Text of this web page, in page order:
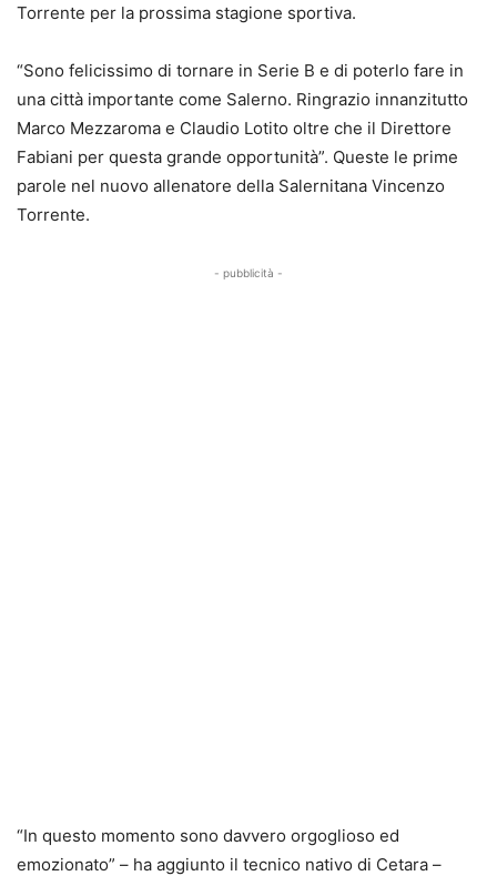
Torrente per la prossima stagione sportiva.
“Sono felicissimo di tornare in Serie B e di poterlo fare in
una città importante come Salerno. Ringrazio innanzitutto
Marco Mezzaroma e Claudio Lotito oltre che il Direttore
Fabiani per questa grande opportunità”. Queste le prime
parole nel nuovo allenatore della Salernitana Vincenzo
Torrente.
- pubblicità -
“In questo momento sono davvero orgoglioso ed
emozionato” – ha aggiunto il tecnico nativo di Cetara –